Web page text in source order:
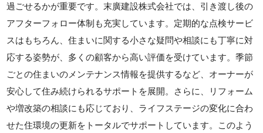
過ごせるかが重要です。末廣建設株式会社では、引き渡し後の
アフターフォロー体制も充実しています。定期的な点検サービ
スはもちろん、住まいに関する小さな疑問や相談にも丁寧に対
応する姿勢が、多くの顧客から高い評価を受けています。季節
ごとの住まいのメンテナンス情報を提供するなど、オーナーが
安心して住み続けられるサポートを展開。さらに、リフォーム
や増改築の相談にも応じており、ライフステージの変化に合わ
せた住環境の更新をトータルでサポートしています。このよう